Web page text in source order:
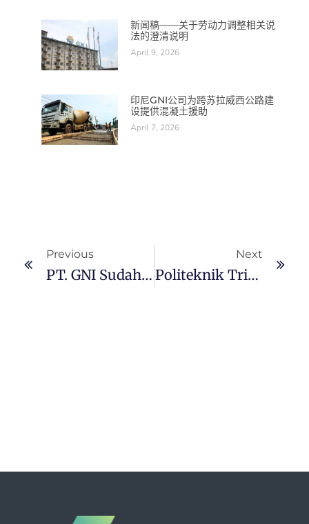
新闻稿——关于劳动力调整相关说
法的澄清说明
April 9, 2026
印尼GNI公司为跨苏拉威西公路建
设提供混凝土援助
April 7, 2026
Previous
PT. GNI Sudah Kondusif, Hari Ini Perusahaan Memulai Beroperasi
Next
Politeknik Tridaya Virtu Morosi Gandeng Perusahaan Smelter Dalam Upaya Penyerapan Lulusan Sarjana Terapan